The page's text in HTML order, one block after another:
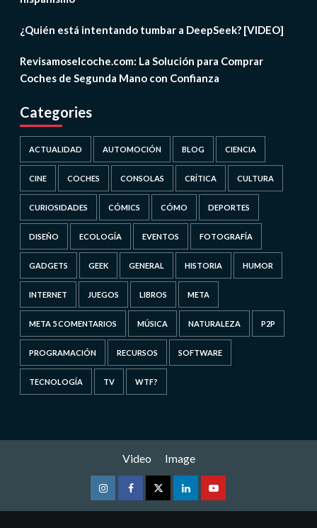
¿Quién está intentando tumbar a DeepSeek? [VIDEO]
Revisamoselcoche.com: La Solución para Comprar
Coches de Segunda Mano con Confianza
Categories
ACTUALIDAD AUTOMOCIÓN BLOG CIENCIA
CINE COCHES CONSOLAS CRÍTICA CULTURA
CURIOSIDADES CÓMICS CÓMO DEPORTES
DISEÑO ECOLOGÍA EVENTOS FOTOGRAFÍA
GADGETS GEEK GENERAL HISTORIA HUMOR
INTERNET JUEGOS LIBROS META
META 5 COMENTARIOS MÚSICA NATURALEZA P2P
PROGRAMACIÓN RECURSOS SOFTWARE
TECNOLOGÍA TV WTF?
Video Image
InstagramFacebookTwitterLinkedinYoutube